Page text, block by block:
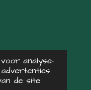
analyse-
de site